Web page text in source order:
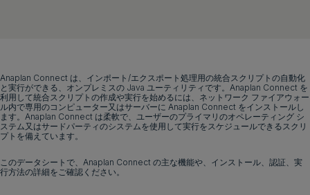
デモをリクエスト
ログイン
デモをリクエスト
Anaplan Connect は、インポート/エクスポート処理用の統合スクリプトの自動化
と実行ができる、オンプレミスの Java ユーティリティです。Anaplan Connect を
利用して統合スクリプトの作成や実行を始めるには、ネットワーク ファイアウォー
ル内で専用のコンピューター又はサーバーに Anaplan Connect をインストールし
ます。Anaplan Connect は柔軟で、ユーザーのプライマリのオペレーティング シ
ステム又はサードパーティのシステムを使用して実行をスケジュールできるスクリ
プトを備えています。
このデータシートで、Anaplan Connect の主な機能や、インストール、認証、実
行方法の詳細をご確認ください。